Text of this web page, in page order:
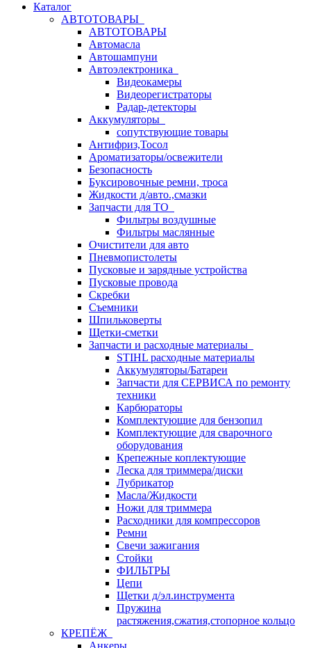
Каталог
АВТОТОВАРЫ
АВТОТОВАРЫ
Автомасла
Автошампуни
Автоэлектроника
Видеокамеры
Видеорегистраторы
Радар-детекторы
Аккумуляторы
сопутствующие товары
Антифриз,Тосол
Ароматизаторы/освежители
Безопасность
Буксировочные ремни, троса
Жидкости д/авто.,смазки
Запчасти для ТО
Фильтры воздушные
Фильтры маслянные
Очистители для авто
Пневмопистолеты
Пусковые и зарядные устройства
Пусковые провода
Скребки
Съемники
Шпильковерты
Щетки-сметки
Запчасти и расходные материалы
STIHL расходные материалы
Аккумуляторы/Батареи
Запчасти для СЕРВИСА по ремонту
техники
Карбюраторы
Комплектующие для бензопил
Комплектующие для сварочного
оборудования
Крепежные коплектующие
Леска для триммера/диски
Лубрикатор
Масла/Жидкости
Ножи для триммера
Расходники для компрессоров
Ремни
Свечи зажигания
Стойки
ФИЛЬТРЫ
Цепи
Щетки д/эл.инструмента
Пружина
растяжения,сжатия,стопорное кольцо
КРЕПЁЖ
Анкеры